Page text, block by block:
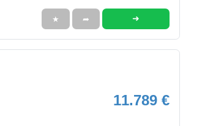
★ ➦ ➜
11.789 €